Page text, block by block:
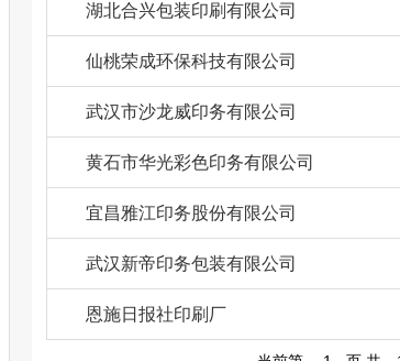
湖北合兴包装印刷有限公司
仙桃荣成环保科技有限公司
武汉市沙龙威印务有限公司
黄石市华光彩色印务有限公司
宜昌雅江印务股份有限公司
武汉新帝印务包装有限公司
恩施日报社印刷厂